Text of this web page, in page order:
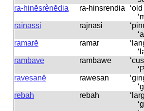
ra-hinĕsrènĕdia
ra-hinsrendia
raïnassi
rajnasi
ramarĕ
ramar
rambave
rambawe
ravesanĕ
rawesan
rebah
rebah